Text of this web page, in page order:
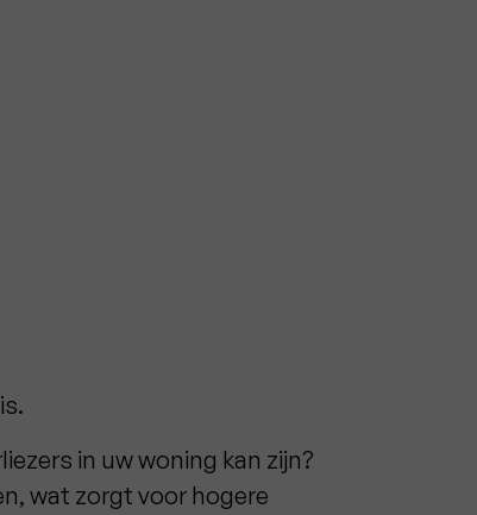
in uw woning kan zijn?
wat zorgt voor hogere